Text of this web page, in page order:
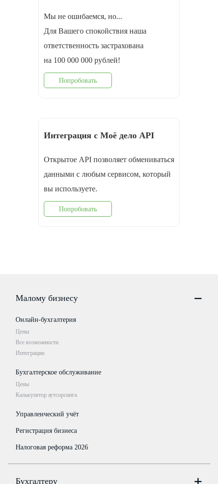
Мы не ошибаемся, но...
Для Вашего спокойствия наша
ответственность застрахована
на 100 000 000 рублей!
Попробовать
Интеграция с Моё дело API
Открытое API позволяет обмениваться
данными с любым сервисом, который
вы используете.
Попробовать
Малому бизнесу
Онлайн-бухгалтерия
Цены
Все возможности
Интеграции
Бухгалтерское обслуживание
Цены
Калькулятор аутсорсинга
Управленческий учёт
Регистрация бизнеса
Налоговая реформа 2026
Бухгалтеру